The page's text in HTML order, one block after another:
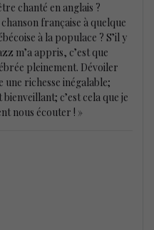
chanté en anglais ?
française à quelque
à la populace ? S’il y
m’a appris, c’est que
pleinement. Dévoiler
richesse inégalable;
c’est cela que je
nous écouter ! »